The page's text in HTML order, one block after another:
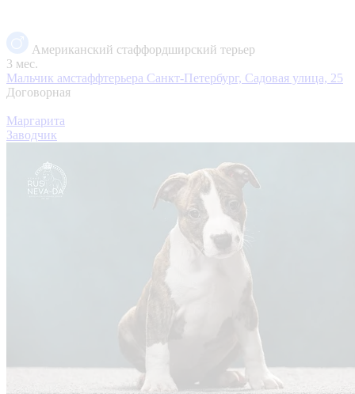
Американский стаффордширский терьер
3 мес.
Мальчик амстаффтерьера Санкт-Петербург, Садовая улица, 25
Договорная
Маргарита
Заводчик